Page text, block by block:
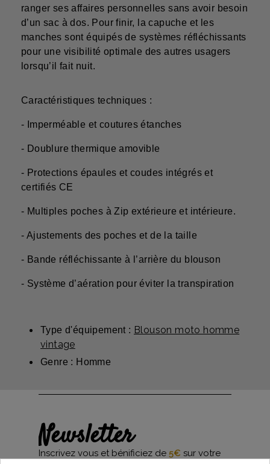
ranger ses affaires personnelles sans avoir besoin
d’un sac à dos. Pour finir, la capuche et les
manches sont équipés de systèmes réfléchissants
pour une visibilité optimale des autres usagers
lorsqu’il fait nuit.
Caractéristiques techniques :
- Imperméable et coutures étanches
- Doublure thermique amovible
- Protections épaules et coudes intégrés et
certifiés CE
- Multiples poches à Zip extérieure et intérieure.
- Ajustements des poches et de la taille
- Bande réfléchissante à l’arrière du blouson
- Système d’aération pour éviter la transpiration
Type d'équipement : Blouson moto homme
vintage
Genre : Homme
Newsletter
Inscrivez vous et bénificiez de 5€ sur votre